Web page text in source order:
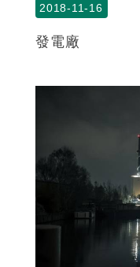
2018-11-16
發電廠